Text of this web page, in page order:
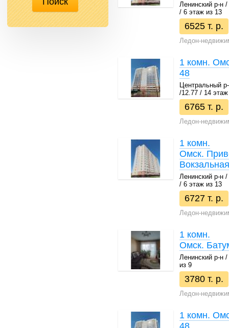
Ленинский р-н
/ 6 этаж из 13
6525 т. р.
Ледон-
1 комн.
48
Центральный
/12.77 / 14 этаж
6765 т. р.
Ледон-
1 комн.
Омск.
Ленинский р-н
/ 6 этаж из 13
6727 т. р.
Ледон-
1 комн.
Омск.
Ленинский р-н
из 9
3780 т. р.
Ледон-
1 комн.
48